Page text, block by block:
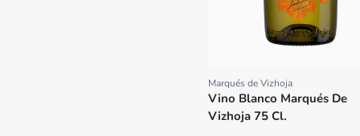
Proveedor:
Marqués de Vizhoja
Vino Blanco Marqués De
Vizhoja 75 Cl.